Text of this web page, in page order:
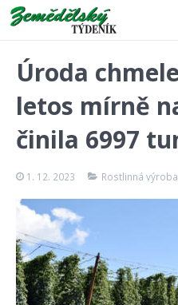
Slovensko
Akce
Kontakt
Úroda
letos mírně
činila 6997
1. 12. 2023 Rostlinná výroba